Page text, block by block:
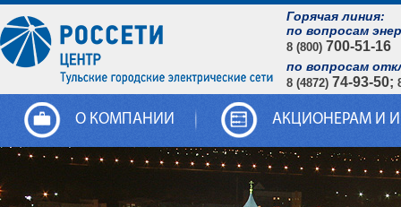
Горячая линия:
по вопросам
8 (800) 700-51-16
по вопросам
8 (4872) 74-93-50;
О КОМПАНИИ АКЦИОНЕРАМ И